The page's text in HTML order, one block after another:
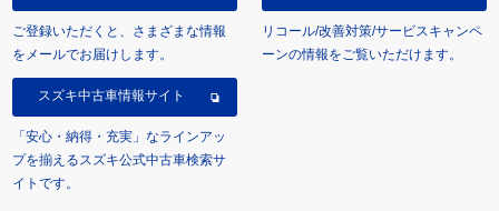
ご登録いただくと、さまざまな情報
をメールでお届けします。
リコール/改善対策/サービスキャンペ
ーンの情報をご覧いただけます。
スズキ中古車情報サイト
「安心・納得・充実」なラインアッ
プを揃えるスズキ公式中古車検索サ
イトです。